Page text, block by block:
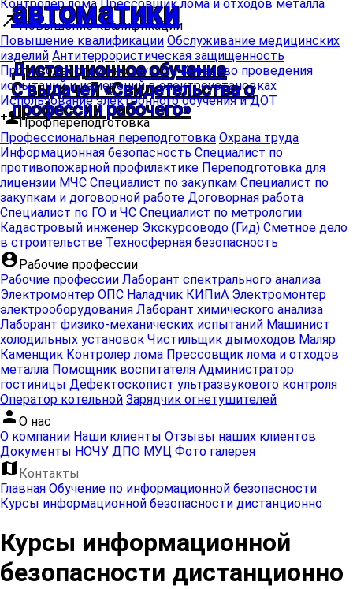
автоматики
Дистанционное обучение
С выдачей «Свидетельства о
профессии рабочего»
Контролер лома Прессовщик лома и отходов металла
call_madeПовышение квалификации
Повышение квалификации Обслуживание медицинских
изделий Антитеррористическая защищенность
Противодействие коррупции Качество проведения
испытаний и измерений в электроустановках
Использование электронного обучения и ДОТ
person_addПрофпереподготовка
Профессиональная переподготовка Охрана труда
Информационная безопасность Специалист по
противопожарной профилактике Переподготовка для
лицензии МЧС Специалист по закупкам Специалист по
закупкам и договорной работе Договорная работа
Специалист по ГО и ЧС Специалист по метрологии
Кадастровый инженер Экскурсоводо (Гид) Сметное дело
в строительстве Техносферная безопасность
account_circleРабочие профессии
Рабочие профессии Лаборант спектрального анализа
Электромонтер ОПС Наладчик КИПиА Электромонтер
электрооборудования Лаборант химического анализа
Лаборант физико-механических испытаний Машинист
холодильных установок Чистильщик дымоходов Маляр
Каменщик Контролер лома Прессовщик лома и отходов
металла Помощник воспитателя Администратор
гостиницы Дефектоскопист ультразвукового контроля
Оператор котельной Зарядчик огнетушителей
person О нас
О компании Наши клиенты Отзывы наших клиентов
Документы НОЧУ ДПО МУЦ Фото галерея
map Контакты
Главная Обучение по информационной безопасности
Курсы информационной безопасности дистанционно
Курсы информационной
безопасности дистанционно